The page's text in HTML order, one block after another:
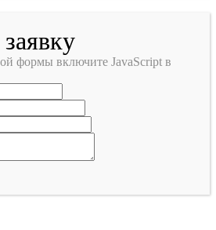
формы включите JavaScript в